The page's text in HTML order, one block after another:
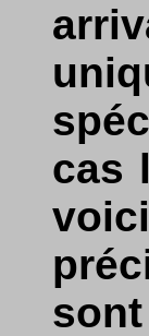
cas